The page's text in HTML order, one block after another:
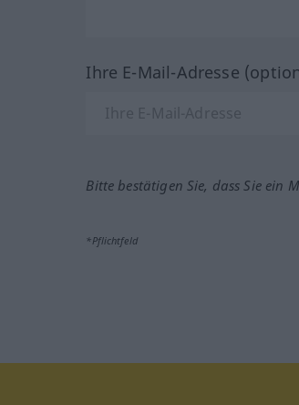
Ihre E-Mail-Adresse
Bitte bestätigen Sie, dass Sie ein
*Pflichtfeld